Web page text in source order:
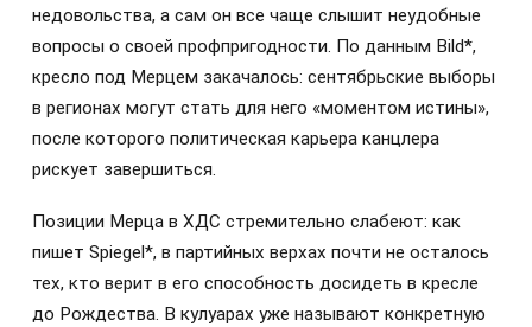
недовольства, а сам он все чаще слышит неудобные
вопросы о своей профпригодности. По данным Bild*,
кресло под Мерцем закачалось: сентябрьские выборы
в регионах могут стать для него «моментом истины»,
после которого политическая карьера канцлера
рискует завершиться.
Позиции Мерца в ХДС стремительно слабеют: как
пишет Spiegel*, в партийных верхах почти не осталось
тех, кто верит в его способность досидеть в кресле
до Рождества. В кулуарах уже называют конкретную